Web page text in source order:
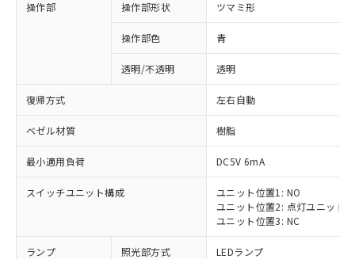
操作部 操作部形状 ツマミ形
操作部色 青
透明/不透明 透明
復帰方式 左右自動
ベゼル材質 樹脂
最小適用負荷 DC5V 6mA
スイッチユニット構成
ユニット位置1: NO
ユニット位置2: 点灯ユニット
ユニット位置3: NC
ランプ 照光部方式 LEDランプ